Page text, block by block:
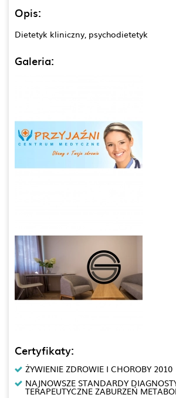
Opis:
Dietetyk kliniczny, psychodietetyk
Galeria:
Certyfikaty:
ŻYWIENIE ZDROWIE I CHOROBY 2010
NAJNOWSZE STANDARDY
TERAPEUTYCZNE ZABURZEŃ